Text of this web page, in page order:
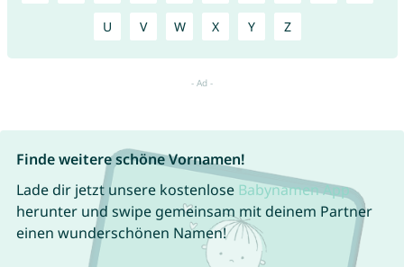
U V W X Y Z
Finde weitere schöne Vornamen!
Lade dir jetzt unsere kostenlose Babynamen App
herunter und swipe gemeinsam mit deinem Partner
einen wunderschönen Namen!